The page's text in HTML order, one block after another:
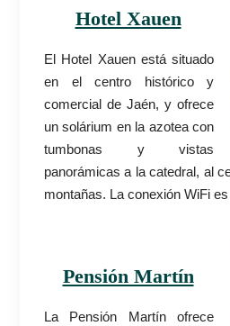
Hotel Xauen
El Hotel Xauen está situado
en el centro histórico y
comercial de Jaén, y ofrece
un solárium en la azotea con
tumbonas y vistas
panorámicas a la catedral, al
montañas. La conexión WiFi
Pensión Martín
La Pensión Martín ofrece